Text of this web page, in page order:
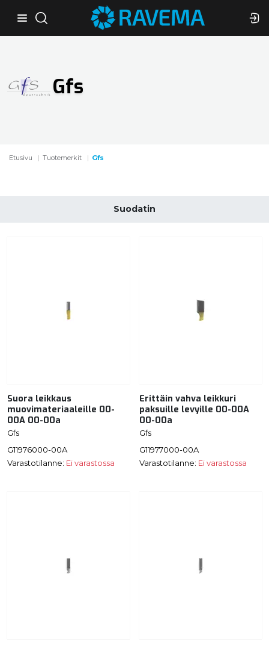
Etusivu Tuotemerkit Gfs
Gfs
Suodatin
Suora leikkaus
muovimateriaaleille 00-
00A 00-00a
Gfs
G11976000-00A
Varastotilanne: Ei varastossa
Erittäin vahva leikkuri
paksuille levyille 00-00A
00-00a
Gfs
G11977000-00A
Varastotilanne: Ei varastossa